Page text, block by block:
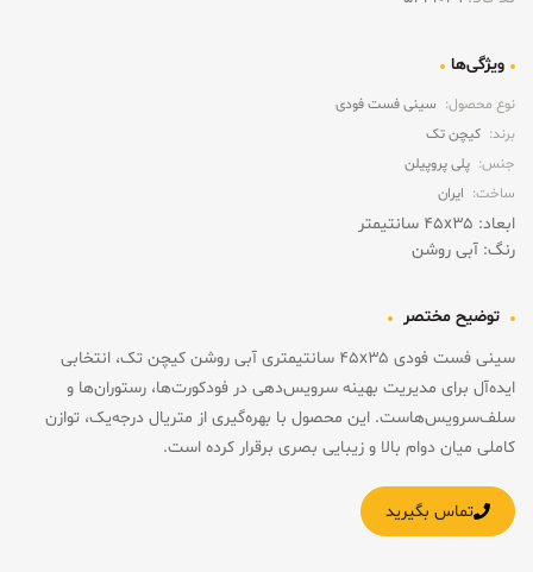
سینی فست فودی ۴۵x۳۵ سانتیمتری آبی روشن کیچن تک، انتخابی
ایده‌آل برای مدیریت بهینه سرویس‌دهی در فودکورت‌ها، رستوران‌ها و
سلف‌سرویس‌هاست. این محصول با بهره‌گیری از متریال درجه‌یک، توازن
کاملی میان دوام بالا و زیبایی بصری برقرار کرده است.
ویژگی‌ها
نوع محصول: سینی فست فودی
برند: کیچن تک
جنس: پلی پروپیلن
ساخت: ایران
ابعاد: ۴۵x۳۵ سانتیمتر
رنگ: آبی روشن
توضیح مختصر
تماس بگیرید